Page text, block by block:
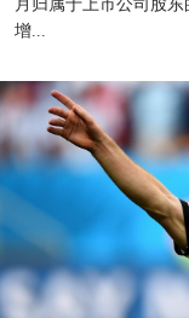
月归属于上市公司股
增...